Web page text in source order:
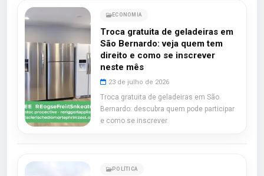
ECONOMIA
Troca gratuita de geladeiras em
São Bernardo: veja quem tem
direito e como se inscrever
neste mês
23 de julho de 2026
Troca gratuita de geladeiras em São
Bernardo: descubra quem pode participar
e como se inscrever.
POLÍTICA